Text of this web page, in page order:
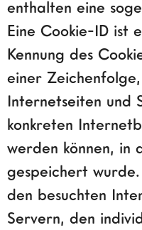
enthalten eine
Eine Cookie-ID ist
Kennung des
einer
Internetseiten und
konkreten
werden können, in
gespeichert
den besuchten
Servern, den